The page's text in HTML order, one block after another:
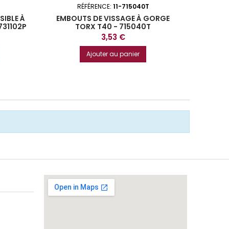
À
RÉFÉRENCE: 11-715040T
EMBOUTS DE VISSAGE À GORGE
TORX T40 - 715040T
Prix
3,53 €
Ajouter au panier